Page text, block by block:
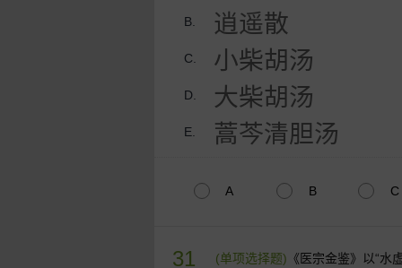
B. 逍遥散
C. 小柴胡汤
D. 大柴胡汤
E. 蒿芩清胆汤
A B C
31 (单项选择题) 《医宗金鉴》以“